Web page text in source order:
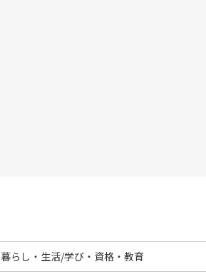
暮らし・生活/学び・資格・教育